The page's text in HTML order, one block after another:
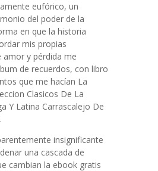
eufórico, un
del poder de la
en que la historia
mis propias
amor y pérdida me
de recuerdos, con libro
que me hacían La
Clasicos De La
Y Latina Carrascalejo De
insignificante
una cascada de
cambian la ebook gratis